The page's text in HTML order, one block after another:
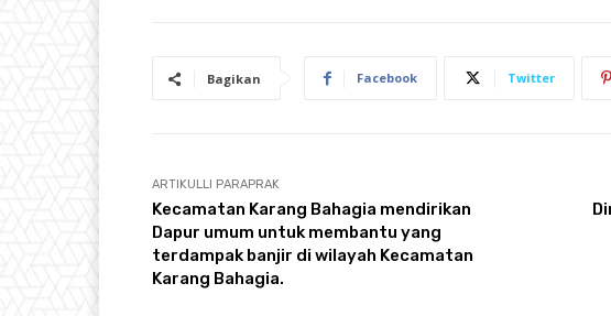
Bagikan Facebook Twitter
ARTIKULLI PARAPRAK
Kecamatan Karang Bahagia mendirikan
Dapur umum untuk membantu yang
terdampak banjir di wilayah Kecamatan
Karang Bahagia.